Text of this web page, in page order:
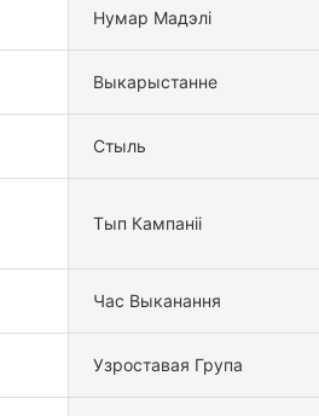
Нумар Мадэлі
Выкарыстанне
Стыль
Тып Кампаніі
Час Выканання
Узроставая Група